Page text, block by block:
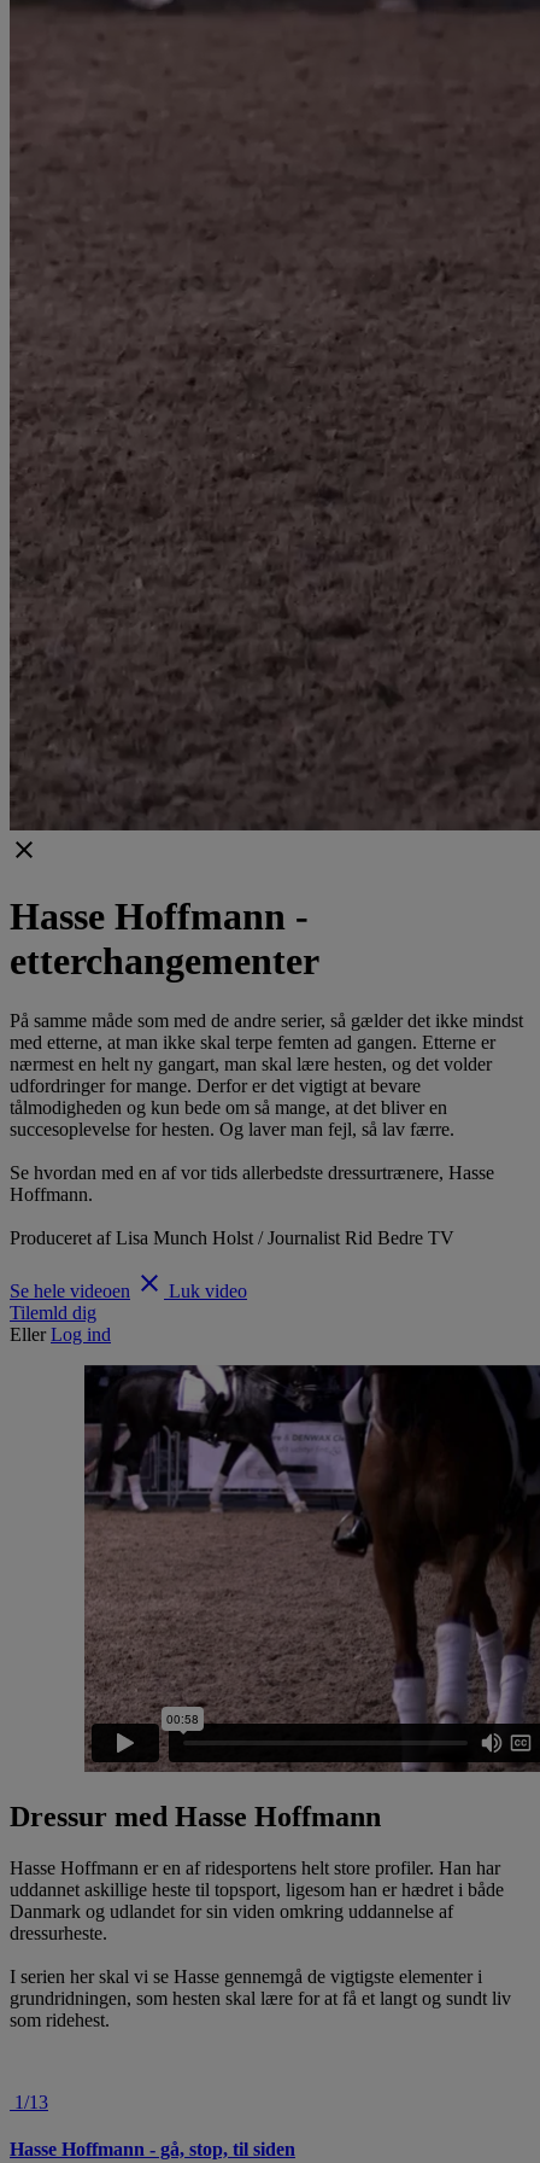
clear
Hasse Hoffmann -
etterchangementer
På samme måde som med de andre serier, så gælder det ikke mindst
med etterne, at man ikke skal terpe femten ad gangen. Etterne er
nærmest en helt ny gangart, man skal lære hesten, og det volder
udfordringer for mange. Derfor er det vigtigt at bevare
tålmodigheden og kun bede om så mange, at det bliver en
succesoplevelse for hesten. Og laver man fejl, så lav færre.
Se hvordan med en af vor tids allerbedste dressurtrænere, Hasse
Hoffmann.
Produceret af Lisa Munch Holst / Journalist Rid Bedre TV
Se hele videoen clear Luk video
Tilemld dig
EllerLog ind
Dressur med Hasse Hoffmann
Hasse Hoffmann er en af ridesportens helt store profiler. Han har
uddannet askillige heste til topsport, ligesom han er hædret i både
Danmark og udlandet for sin viden omkring uddannelse af
dressurheste.
I serien her skal vi se Hasse gennemgå de vigtigste elementer i
grundridningen, som hesten skal lære for at få et langt og sundt liv
som ridehest.
1/13
Hasse Hoffmann - gå, stop, til siden